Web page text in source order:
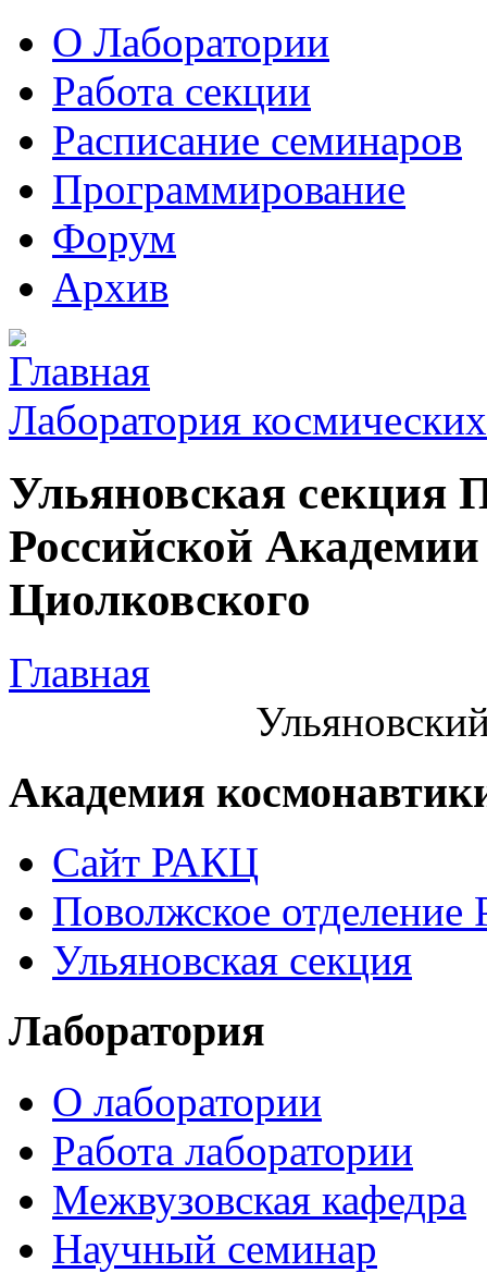
О Лаборатории
Работа секции
Расписание семинаров
Программирование
Форум
Архив
Лаборатория
Ульяновская секция
Российской
Циолковского
Главная
Академия
Сайт РАКЦ
Поволжское
Ульяновская секция
Лаборатория
О лаборатории
Работа лаборатории
Межвузовская кафедра
Научный семинар